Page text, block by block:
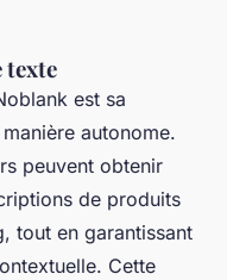
texte
est sa
autonome.
peuvent obtenir
de produits
tout en garantissant
Cette